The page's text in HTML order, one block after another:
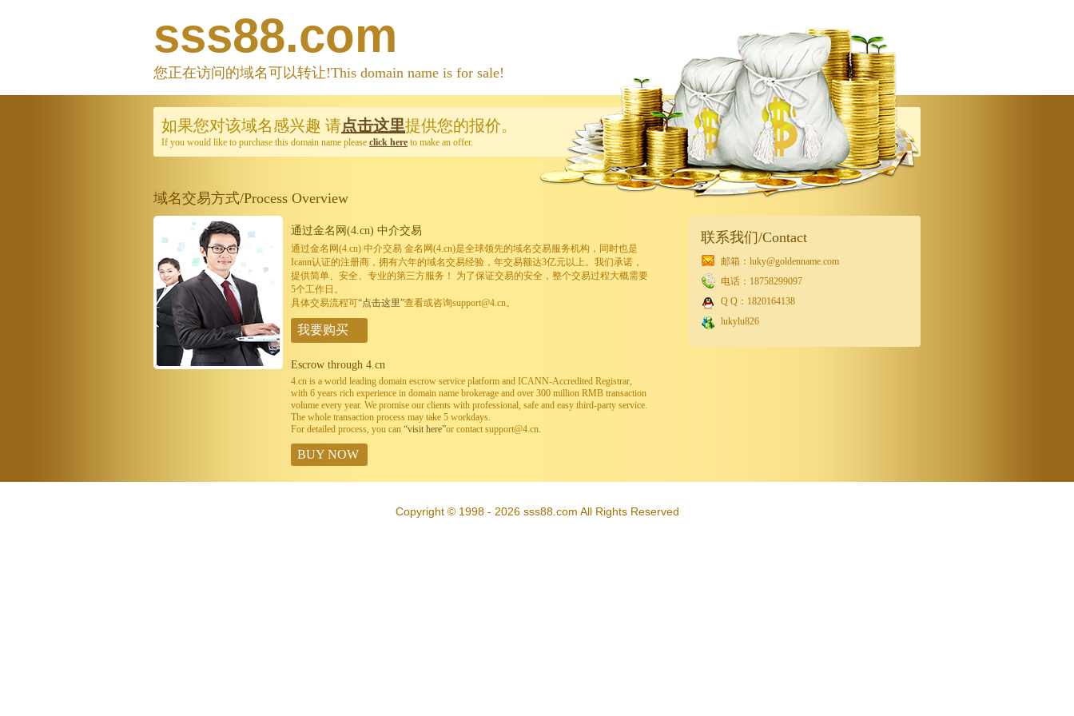
sss88.com
您正在访问的域名可以转让!This domain name is for sale!
如果您对该域名感兴趣 请点击这里提供您的报价。
If you would like to purchase this domain name please click here to make an offer.
域名交易方式/Process Overview
通过金名网(4.cn) 中介交易
通过金名网(4.cn) 中介交易 金名网(4.cn)是全球领先的域名交易服务机构，同时也是
Icann认证的注册商，拥有六年的域名交易经验，年交易额达3亿元以上。我们承诺，
提供简单、安全、专业的第三方服务！ 为了保证交易的安全，整个交易过程大概需要
5个工作日。
具体交易流程可“点击这里”查看或咨询support@4.cn。
我要购买
Escrow through 4.cn
4.cn is a world leading domain escrow service platform and ICANN-Accredited Registrar,
with 6 years rich experience in domain name brokerage and over 300 million RMB transaction
volume every year. We promise our clients with professional, safe and easy third-party service.
The whole transaction process may take 5 workdays.
For detailed process, you can “visit here”or contact support@4.cn.
BUY NOW
联系我们/Contact
邮箱：luky@goldenname.com
电话：18758299097
Q Q：1820164138
lukylu826
Copyright © 1998 - 2026 sss88.com All Rights Reserved